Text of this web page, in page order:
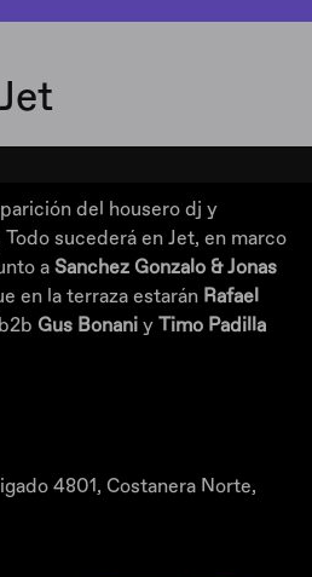
del housero dj y
Todo sucederá en Jet, en marco
a Sanchez Gonzalo & Jonas
en la terraza estarán Rafael
b2b Gus Bonani y Timo Padilla
4801, Costanera Norte,